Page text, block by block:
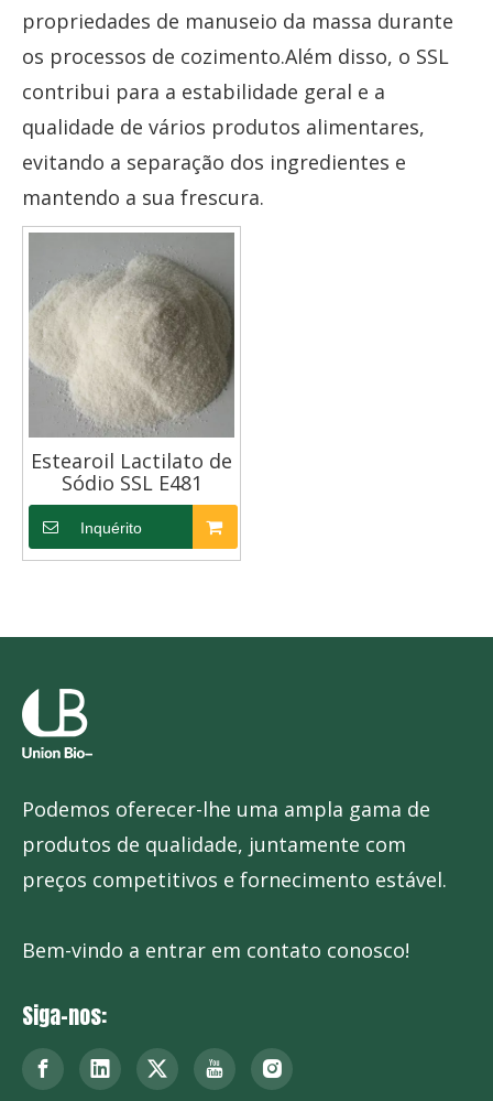
propriedades de manuseio da massa durante
os processos de cozimento.Além disso, o SSL
contribui para a estabilidade geral e a
qualidade de vários produtos alimentares,
evitando a separação dos ingredientes e
mantendo a sua frescura.
Estearoil Lactilato de
Sódio SSL E481
Inquérito
Podemos oferecer-lhe uma ampla gama de
produtos de qualidade, juntamente com
preços competitivos e fornecimento estável.
Bem-vindo a entrar em contato conosco!
Siga-nos: